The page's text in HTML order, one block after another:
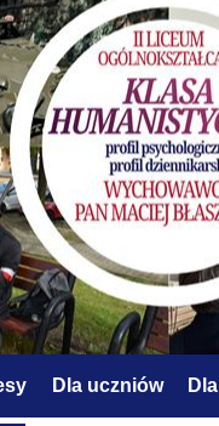
Dla uczniów